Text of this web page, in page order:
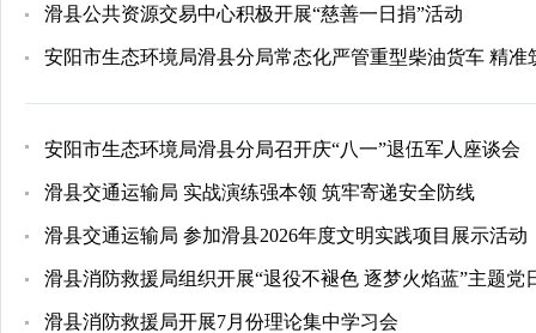
滑县公共资源交易中心积极开展“慈善一日捐”活动
安阳市生态环境局滑县分局常态化严管重型柴油货车 精准
​安阳市生态环境局滑县分局召开庆“八一”退伍军人座谈会
滑县交通运输局 实战演练强本领 筑牢寄递安全防线
滑县交通运输局 参加滑县2026年度文明实践项目展示活动
滑县消防救援局组织开展“退役不褪色 逐梦火焰蓝”主题党
滑县消防救援局开展7月份理论集中学习会